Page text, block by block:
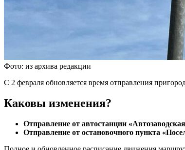
Фото: из архива редакции
С 2 февраля обновляется время отправления
Каковы изменения?
Отправление от автостанции
Отправление от остановочного пункта